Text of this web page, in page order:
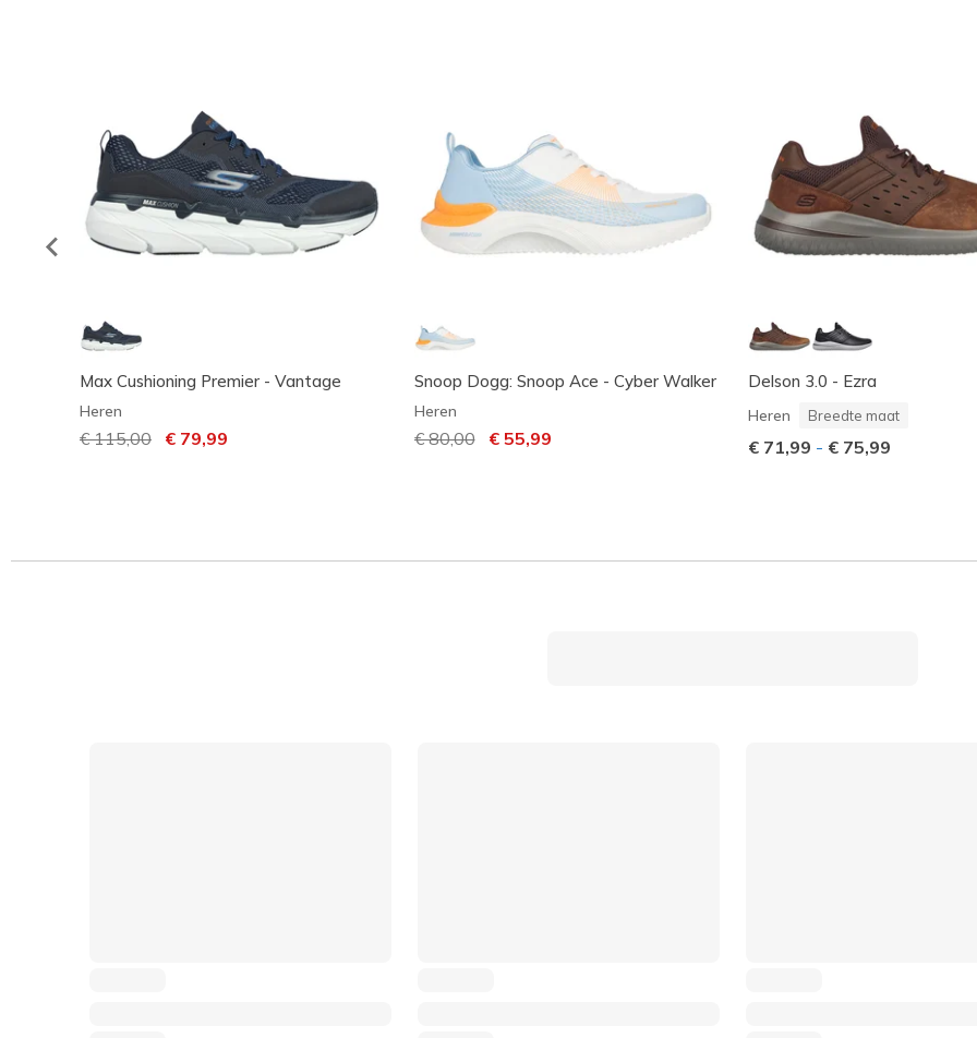
Max Cushioning Premier - Vantage
Heren
Prijs verlaagd van
€ 115,00 naar
€ 79,99
Snoop Dogg: Snoop Ace - Cyber Walker
Heren
Prijs verlaagd van
€ 80,00naar
€ 55,99
Delson 3.0 - Ezra
Heren Breedte maat
€ 71,99 - € 75,99